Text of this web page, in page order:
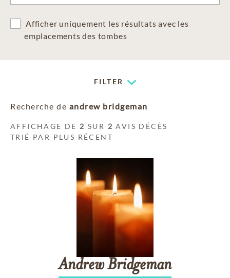
Afficher uniquement les résultats avec les
emplacements des tombes
FILTER
Recherche de andrew bridgeman
AFFICHAGE DE 2 SUR 2 AVIS DÉCÈS
TRIÉ PAR PLUS RÉCENT
AndrewBridgeman